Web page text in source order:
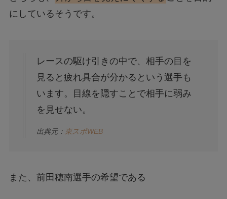
にしているそうです。
レースの駆け引きの中で、相手の目を
見ると疲れ具合が分かるという選手も
います。目線を隠すことで相手に弱み
を見せない。
出典元： 東スポWEB
また、前田穂南選手の希望である